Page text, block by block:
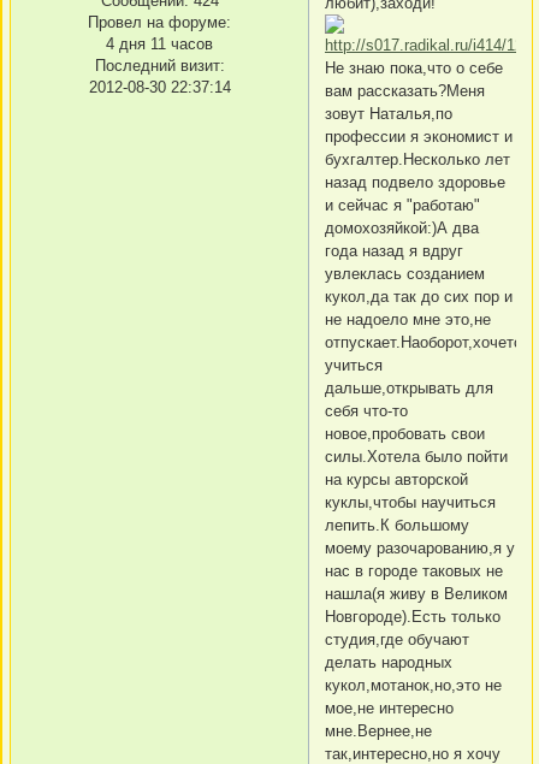
Провел на форуме:
4 дня 11 часов
Последний визит:
2012-08-30 22:37:14
Не знаю пока,что о себе
вам рассказать?Меня
зовут Наталья,по
профессии я экономист и
бухгалтер.Несколько лет
назад подвело здоровье
и сейчас я "работаю"
домохозяйкой:)А два
года назад я вдруг
увлеклась созданием
кукол,да так до сих пор и
не надоело мне это,не
отпускает.Наоборот,хочется
учиться
дальше,открывать для
себя что-то
новое,пробовать свои
силы.Хотела было пойти
на курсы авторской
куклы,чтобы научиться
лепить.К большому
моему разочарованию,я у
нас в городе таковых не
нашла(я живу в Великом
Новгороде).Есть только
студия,где обучают
делать народных
кукол,мотанок,но,это не
мое,не интересно
мне.Вернее,не
так,интересно,но я хочу